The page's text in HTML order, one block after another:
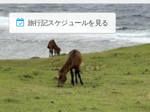
旅行記スケジュールを見る